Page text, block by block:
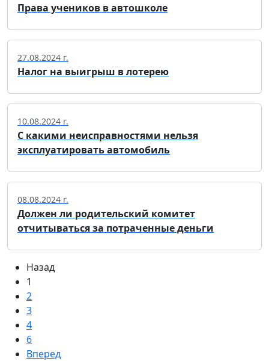
Права учеников в автошколе
27.08.2024 г.
Налог на выигрыш в лотерею
10.08.2024 г.
С какими неисправностями нельзя
эксплуатировать автомобиль
08.08.2024 г.
Должен ли родительский комитет
отчитываться за потраченные деньги
Назад
1
2
3
4
6
Вперед